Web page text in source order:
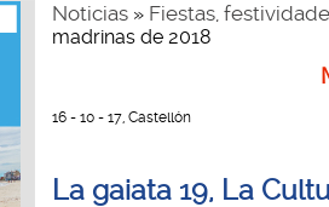
Noticias» Fiestas,
madrinas de 2018
16 - 10 - 17, Castellón
La gaiata 19, La